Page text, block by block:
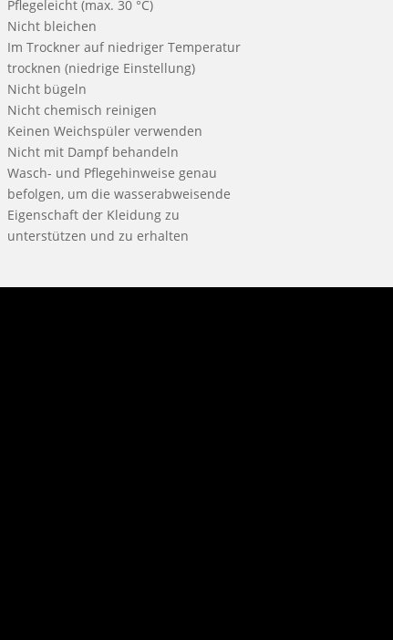
Pflegeleicht (max. 30 °C)
Nicht bleichen
Im Trockner auf niedriger Temperatur
trocknen (niedrige Einstellung)
Nicht bügeln
Nicht chemisch reinigen
Keinen Weichspüler verwenden
Nicht mit Dampf behandeln
Wasch- und Pflegehinweise genau
befolgen, um die wasserabweisende
Eigenschaft der Kleidung zu
unterstützen und zu erhalten